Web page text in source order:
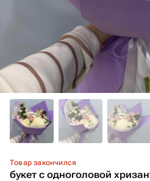
Товар закончился
букет с одноголовой